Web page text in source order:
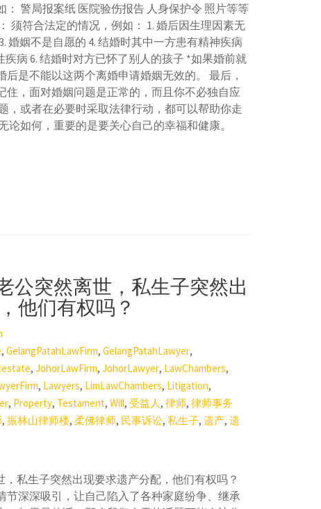
： 警局报案纸 医院验伤报告 人身保护令 照片等等
须符合法定的情况，例如： 1. 婚后因生理因素无
婚姻不是自愿的 4. 结婚时其中一方患有精神疾病
病 6. 结婚时对方已怀了别人的孩子 *如果婚前就
后是不能以这两个离婚申请婚姻无效的。 最后，
住，面对婚姻问题是正常的，而且你不必独自应
，或者在必要时采取法律行动，都可以帮助你走
论如何，重要的是要关心自己的幸福和健康。
公突然离世，私生子突然出
他们有权吗？
, GelangPatahLawFirm, GelangPatahLawyer,
, JohorLawFirm, JohorLawyer, LawChambers,
, Lawyers, LimLawChambers, Litigation,
, Property, Testament, Will, 受益人 , 律师, 律师事务
, 振林山律师楼, 柔佛律师, 民事诉讼, 私生子, 遗产, 遗
私生子突然出现要求遗产分配，他们有权吗？
节深深吸引，让自己陷入了各种家庭纷争、继承